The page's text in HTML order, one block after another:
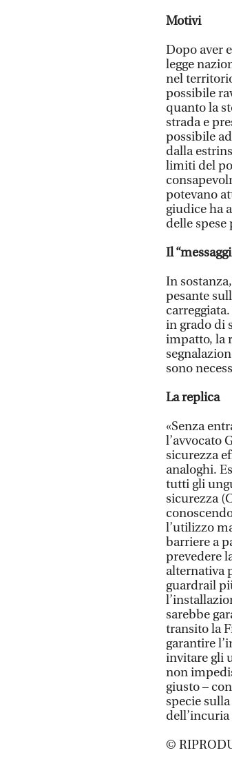
Motivi
Dopo aver
legge
nel
possibile
quanto la
strada e
possibile
dalla
limiti del
potevano
giudice ha
delle spese
Il
In
pesante
in grado di
impatto, la
sono
La replica
«Senza
l’avvocato
sicurezza
analoghi.
tutti gli
sicurezza
l’utilizzo
barriere a
prevedere
alternativa
guardrail
sarebbe
transito la
garantire
invitare gli
non
giusto –
specie
©